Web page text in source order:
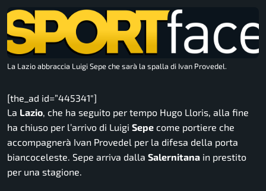
La Lazio abbraccia Luigi Sepe che sarà la spalla di Ivan Provedel.
[the_ad id=”445341″]
La Lazio , che ha seguito per tempo Hugo Lloris, alla fine
ha chiuso per l’arrivo di Luigi Sepe come portiere che
accompagnerà Ivan Provedel per la difesa della porta
biancoceleste. Sepe arriva dalla Salernitana in prestito
per una stagione.